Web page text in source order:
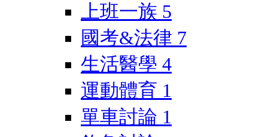
上班一族 5
國考&法律 7
生活醫學 4
運動體育 1
單車討論 1